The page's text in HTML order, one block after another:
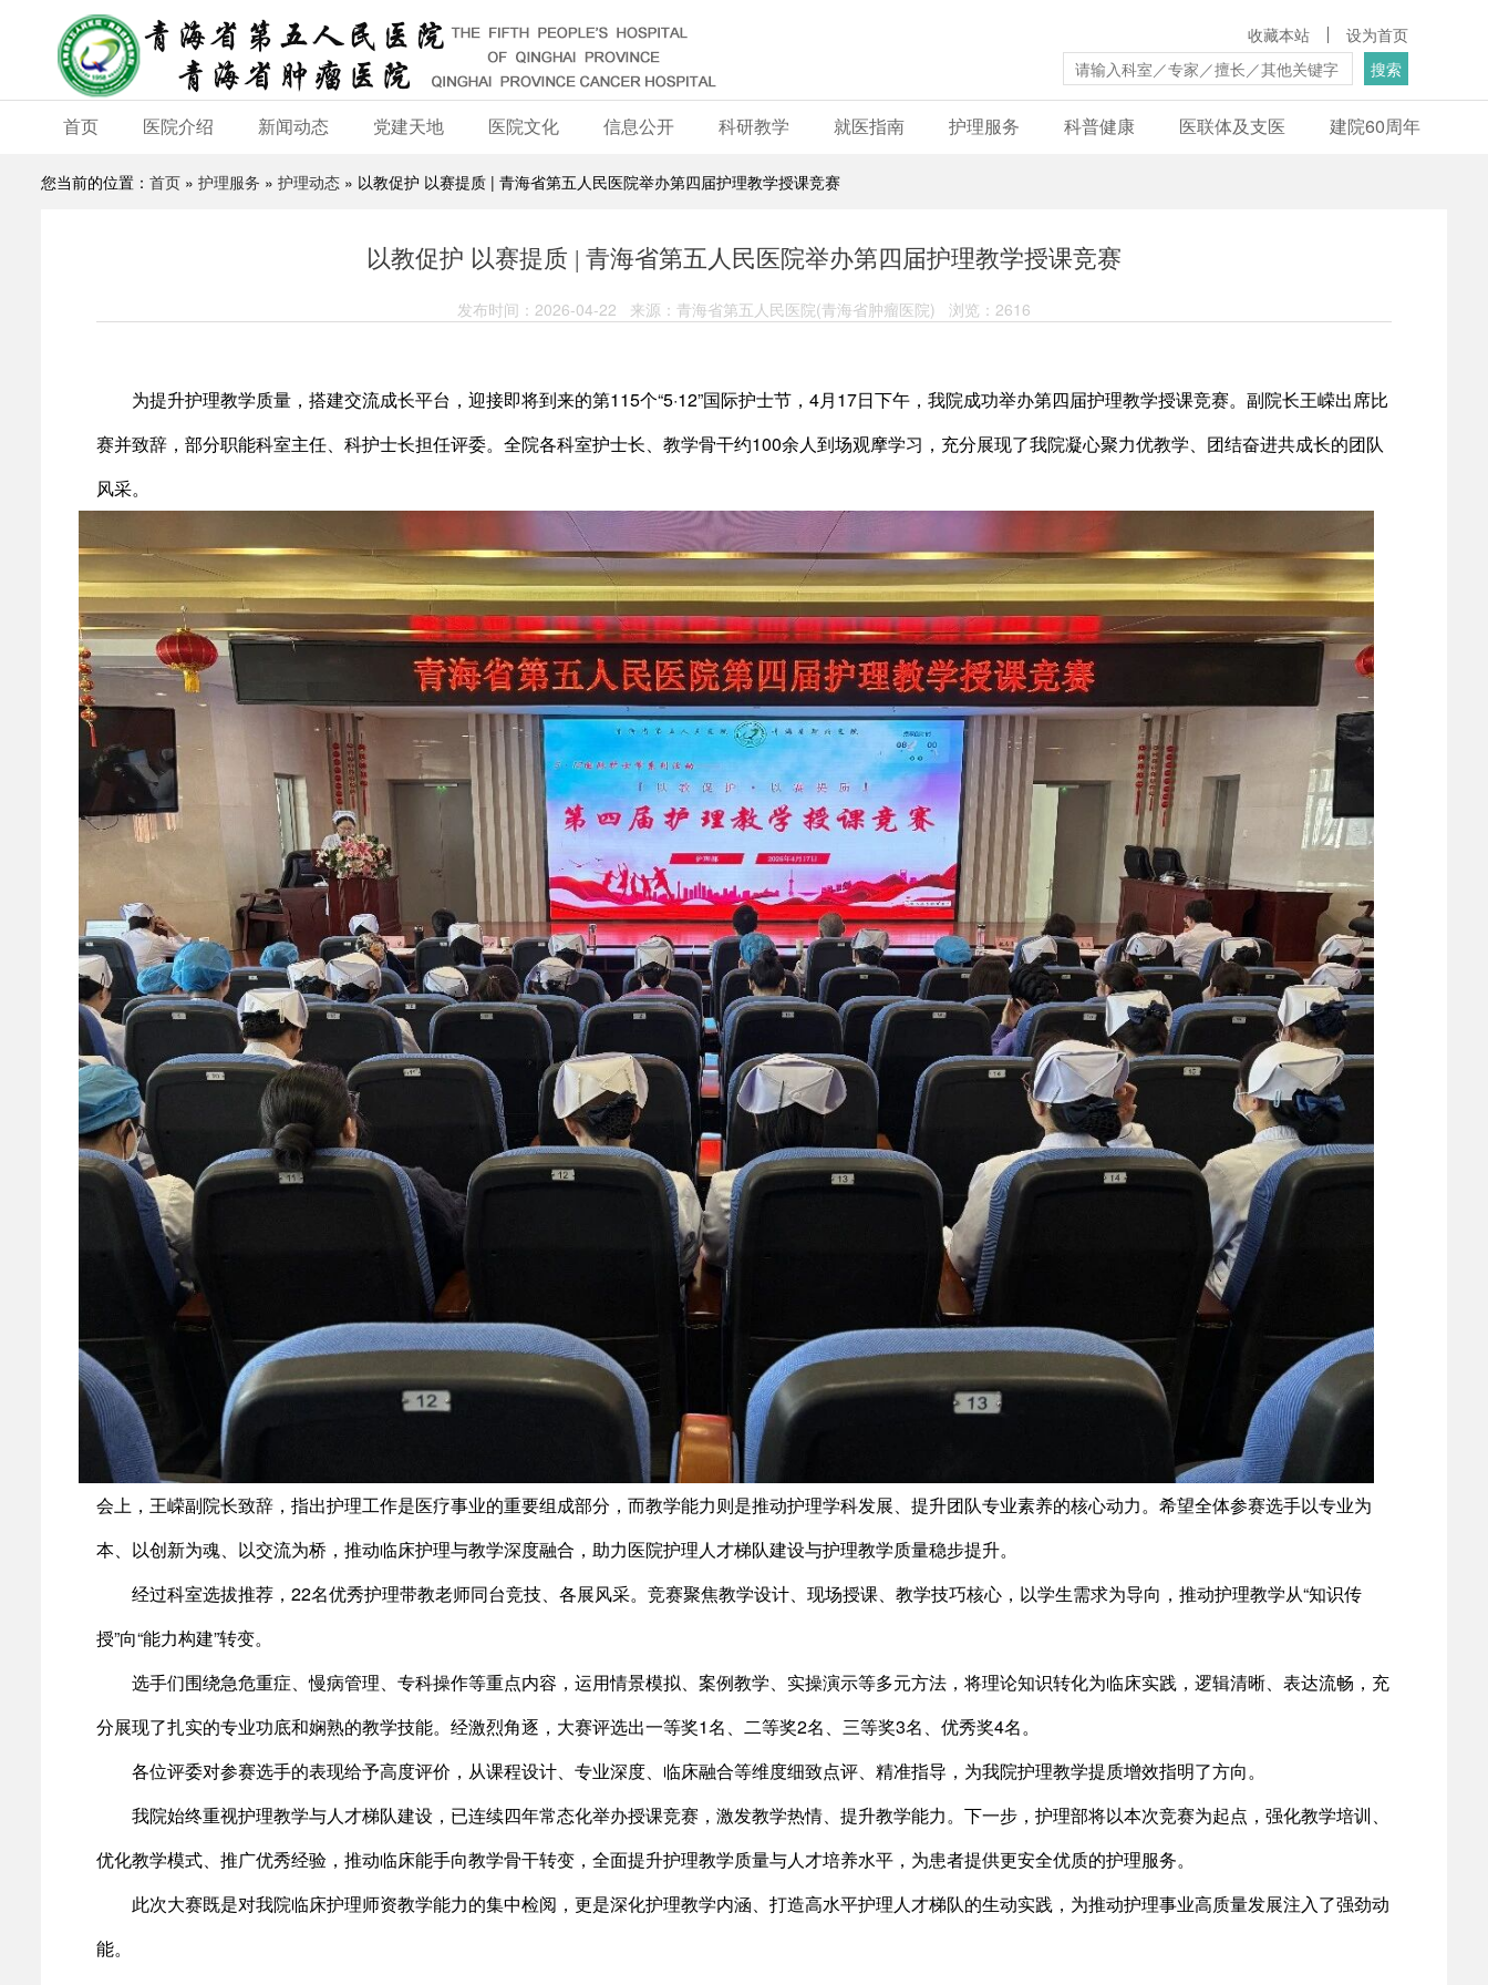
设为首页
收藏本站
搜索
首页 医院介绍 新闻动态 党建天地 医院文化 信息公开 科研教学 就医指南 护理服务 科普健康 医联体及支医 建院60周年
您当前的位置： 首页 » 护理服务 » 护理动态 » 以教促护 以赛提质 | 青海省第五人民医院举办第四届护理教学授课竞赛
以教促护 以赛提质 | 青海省第五人民医院举办第四届护理教学授课竞赛
发布时间：2026-04-22 来源：青海省第五人民医院(青海省肿瘤医院) 浏览：2616
为提升护理教学质量，搭建交流成长平台，迎接即将到来的第115个“5·12”国际护士节，4月17日下午，我院成功举办第四届护理教学授课竞赛。副院长王嵘出席比
赛并致辞，部分职能科室主任、科护士长担任评委。全院各科室护士长、教学骨干约100余人到场观摩学习，充分展现了我院凝心聚力优教学、团结奋进共成长的团队
风采。
会上，王嵘副院长致辞，指出护理工作是医疗事业的重要组成部分，而教学能力则是推动护理学科发展、提升团队专业素养的核心动力。希望全体参赛选手以专业为
本、以创新为魂、以交流为桥，推动临床护理与教学深度融合，助力医院护理人才梯队建设与护理教学质量稳步提升。
经过科室选拔推荐，22名优秀护理带教老师同台竞技、各展风采。竞赛聚焦教学设计、现场授课、教学技巧核心，以学生需求为导向，推动护理教学从“知识传
授”向“能力构建”转变。
选手们围绕急危重症、慢病管理、专科操作等重点内容，运用情景模拟、案例教学、实操演示等多元方法，将理论知识转化为临床实践，逻辑清晰、表达流畅，充
分展现了扎实的专业功底和娴熟的教学技能。经激烈角逐，大赛评选出一等奖1名、二等奖2名、三等奖3名、优秀奖4名。
各位评委对参赛选手的表现给予高度评价，从课程设计、专业深度、临床融合等维度细致点评、精准指导，为我院护理教学提质增效指明了方向。
我院始终重视护理教学与人才梯队建设，已连续四年常态化举办授课竞赛，激发教学热情、提升教学能力。下一步，护理部将以本次竞赛为起点，强化教学培训、
优化教学模式、推广优秀经验，推动临床能手向教学骨干转变，全面提升护理教学质量与人才培养水平，为患者提供更安全优质的护理服务。
此次大赛既是对我院临床护理师资教学能力的集中检阅，更是深化护理教学内涵、打造高水平护理人才梯队的生动实践，为推动护理事业高质量发展注入了强劲动
能。